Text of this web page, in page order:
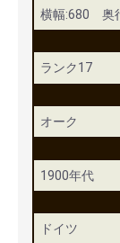
横幅:680 奥
ランク17
オーク
1900年代
ドイツ